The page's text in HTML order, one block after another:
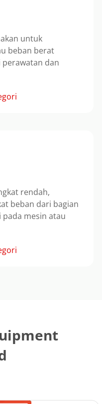
untuk
beban berat
perawatan dan
rendah,
beban dari bagian
mesin atau